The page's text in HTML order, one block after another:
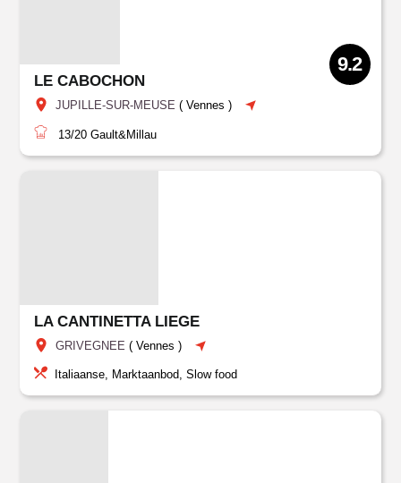
LE CABOCHON
JUPILLE-SUR-MEUSE (Vennes )
9.2
13/20 Gault&Millau
LA CANTINETTA LIEGE
GRIVEGNEE(Vennes )
Italiaanse, Marktaanbod, Slow food